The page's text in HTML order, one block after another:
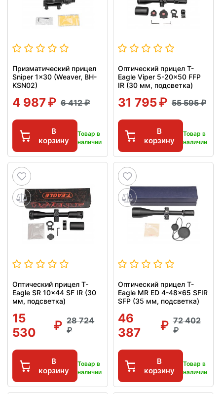
Призматический прицел
Sniper 1x30 (Weaver, BH-
KSN02)
4 987 6 412
В
корзину
Товар в
наличии
Оптический прицел T-
Eagle Viper 5-20x50 FFP
IR (30 мм, подсветка)
31 795 55 595
В
корзину
Товар в
наличии
Оптический прицел T-
Eagle SR 10x44 SF IR (30
мм, подсветка)
15
530
28 724
В
корзину
Товар в
наличии
Оптический прицел T-
Eagle MR ED 4-48x65 SFIR
SFP (35 мм, подсветка)
46
387
72 402
В
корзину
Товар в
наличии